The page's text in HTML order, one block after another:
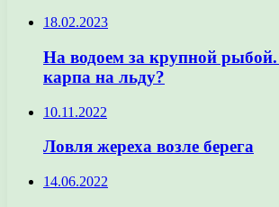
18.02.2023
На водоем за крупной
карпа на льду?
10.11.2022
Ловля жереха возле берега
14.06.2022